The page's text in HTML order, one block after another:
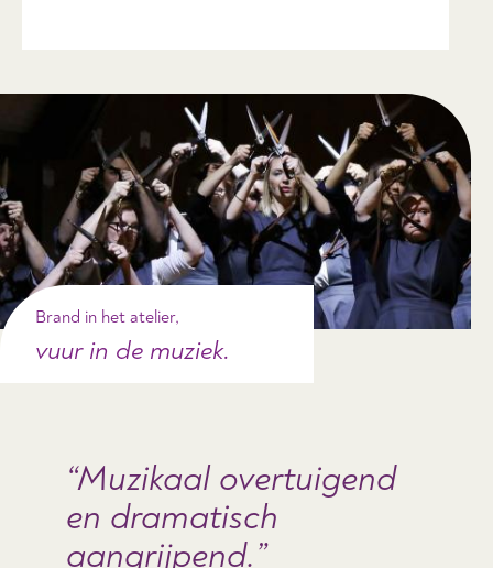
Brand in het atelier,
vuur in de muziek.
Muzikaal overtuigend
en dramatisch
aangrijpend.